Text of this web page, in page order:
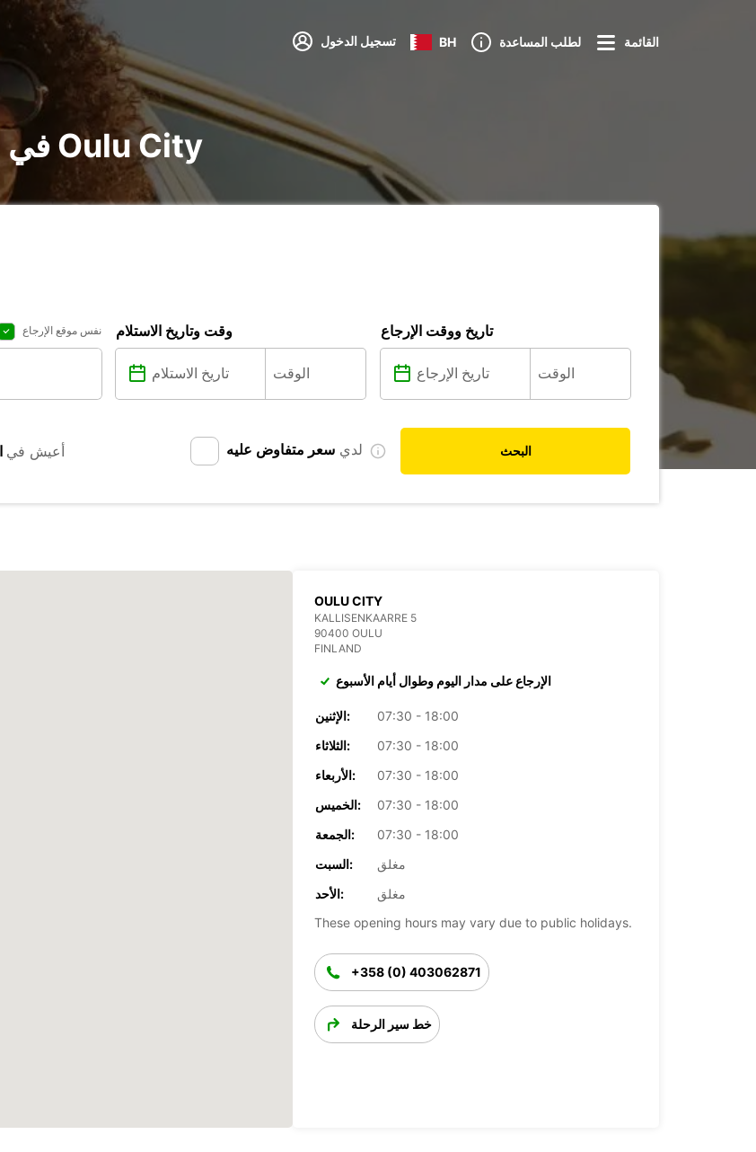
تسجيل الدخول BH لطلب المساعدة القائمة
تأجير voiture و utilitaire في Oulu City
نفس موقع الإرجاع وقت وتاريخ الاستلام تاريخ ووقت الإرجاع
أعيش في لدي سعر متفاوض عليه البحث
OULU CITY
KALLISENKAARRE 5
90400 OULU
FINLAND
الإرجاع على مدار اليوم وطوال أيام الأسبوع
الإثنين:
07:30 - 18:00
الثلاثاء:
07:30 - 18:00
الأربعاء:
07:30 - 18:00
الخميس:
07:30 - 18:00
الجمعة:
07:30 - 18:00
السبت:
مغلق
الأحد:
مغلق
These opening hours may vary due to public holidays.
+358 (0) 403062871
خط سير الرحلة